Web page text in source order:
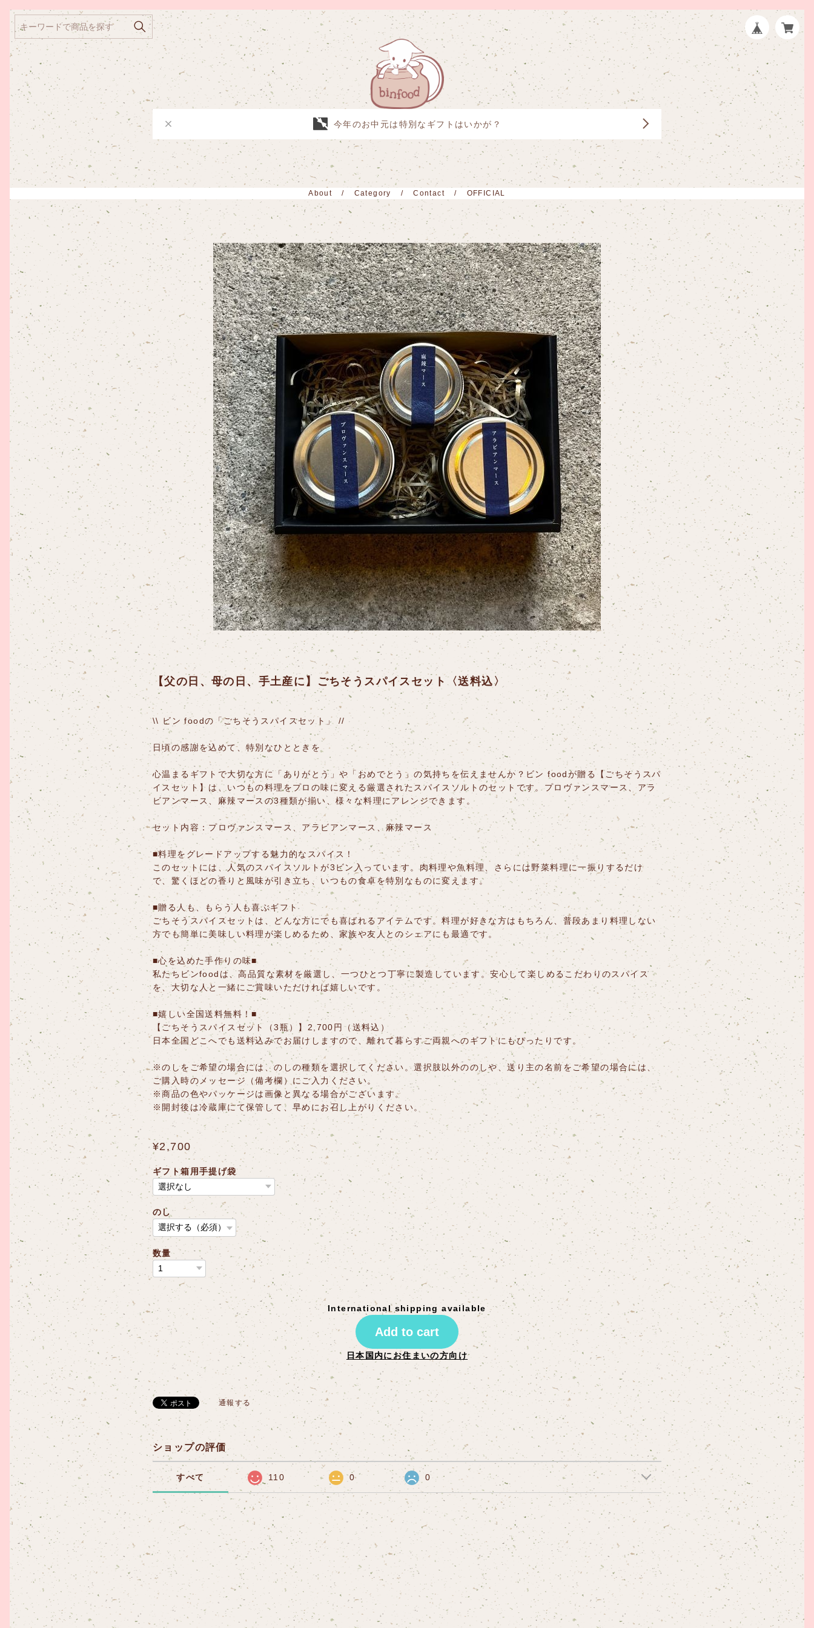
今年のお中元は特別なギフトはいかが？
About Category Contact OFFICIAL
【父の日、母の日、手土産に】ごちそうスパイスセット〈送料込〉
\\ ビン foodの「ごちそうスパイスセット」 //
日頃の感謝を込めて、特別なひとときを
心温まるギフトで大切な方に「ありがとう」や「おめでとう」の気持ちを伝えませんか？ビン foodが贈る【ごちそうスパ
イスセット】は、いつもの料理をプロの味に変える厳選されたスパイスソルトのセットです。プロヴァンスマース、アラ
ビアンマース、麻辣マースの3種類が揃い、様々な料理にアレンジできます。
セット内容：プロヴァンスマース、アラビアンマース、麻辣マース
■料理をグレードアップする魅力的なスパイス！
このセットには、人気のスパイスソルトが3ビン入っています。肉料理や魚料理、さらには野菜料理に一振りするだけ
で、驚くほどの香りと風味が引き立ち、いつもの食卓を特別なものに変えます。
■贈る人も、もらう人も喜ぶギフト
ごちそうスパイスセットは、どんな方にでも喜ばれるアイテムです。料理が好きな方はもちろん、普段あまり料理しない
方でも簡単に美味しい料理が楽しめるため、家族や友人とのシェアにも最適です。
■心を込めた手作りの味■
私たちビンfoodは、高品質な素材を厳選し、一つひとつ丁寧に製造しています。安心して楽しめるこだわりのスパイス
を、大切な人と一緒にご賞味いただければ嬉しいです。
■嬉しい全国送料無料！■
【ごちそうスパイスセット（3瓶）】2,700円（送料込）
日本全国どこへでも送料込みでお届けしますので、離れて暮らすご両親へのギフトにもぴったりです。
※のしをご希望の場合には、のしの種類を選択してください。選択肢以外ののしや、送り主の名前をご希望の場合には、
ご購入時のメッセージ（備考欄）にご入力ください。
※商品の色やパッケージは画像と異なる場合がございます。
※開封後は冷蔵庫にて保管して、早めにお召し上がりください。
¥2,700
ギフト箱用手提げ袋
のし
数量
International shipping available
Add to cart
日本国内にお住まいの方向け
通報する
ショップの評価
すべて 110 0 0